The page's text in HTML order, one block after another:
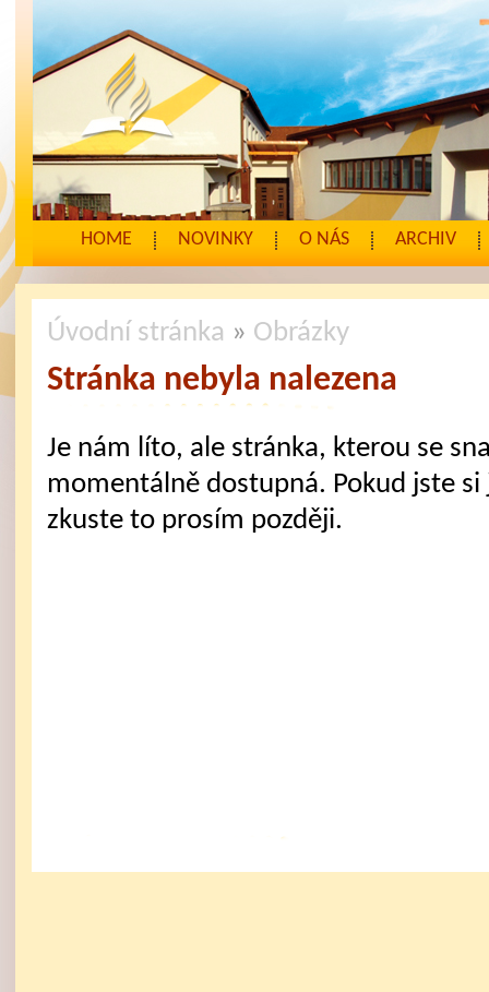
HOME NOVINKY O NÁS ARCHIV
Úvodní stránka » Obrázky
Stránka nebyla nalezena
Je nám líto, ale stránka, kterou se
momentálně dostupná. Pokud jste
zkuste to prosím později.